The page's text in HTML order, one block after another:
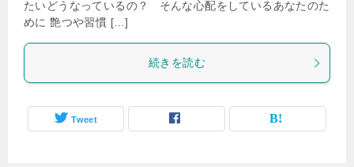
たいどうなっているの？ そんな心配をしているあなたのた
めに 艶つや習慣 […]
続きを読む
Tweet